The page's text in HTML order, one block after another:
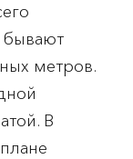
бывают
метров.
В